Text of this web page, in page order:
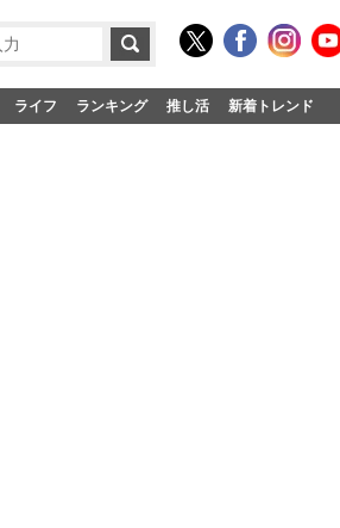
ライフ ランキング 推し活 新着トレンド